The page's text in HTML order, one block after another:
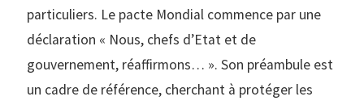
particuliers. Le pacte Mondial commence par une
déclaration « Nous, chefs d’Etat et de
gouvernement, réaffirmons… ». Son préambule est
un cadre de référence, cherchant à protéger les